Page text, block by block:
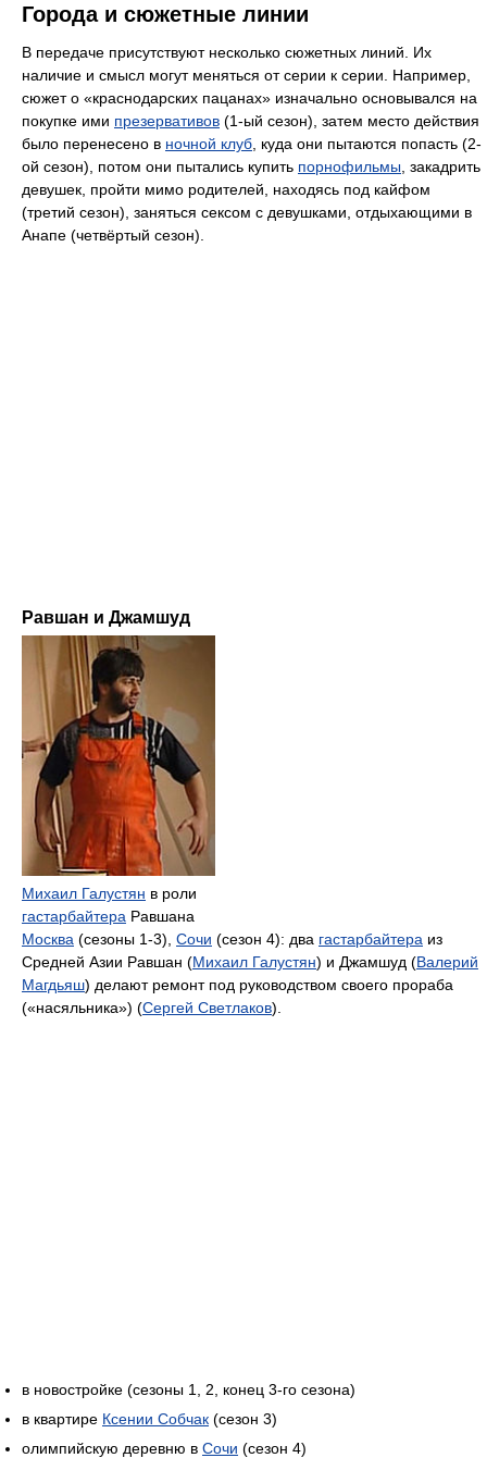
Города и сюжетные линии
В передаче присутствуют несколько сюжетных линий. Их
наличие и смысл могут меняться от серии к серии. Например,
сюжет о «краснодарских пацанах» изначально основывался на
покупке ими презервативов (1-ый сезон), затем место действия
было перенесено в ночной клуб , куда они пытаются попасть (2-
ой сезон), потом они пытались купить порнофильмы , закадрить
девушек, пройти мимо родителей, находясь под кайфом
(третий сезон), заняться сексом с девушками, отдыхающими в
Анапе (четвёртый сезон).
Равшан и Джамшуд
Михаил Галустян в роли
гастарбайтера Равшана
Москва (сезоны 1-3), Сочи (сезон 4): два гастарбайтера из
Средней Азии Равшан (Михаил Галустян) и Джамшуд (Валерий
Магдьяш) делают ремонт под руководством своего прораба
(«насяльника») (Сергей Светлаков).
в новостройке (сезоны 1, 2, конец 3-го сезона)
в квартире Ксении Собчак (сезон 3)
олимпийскую деревню в Сочи (сезон 4)